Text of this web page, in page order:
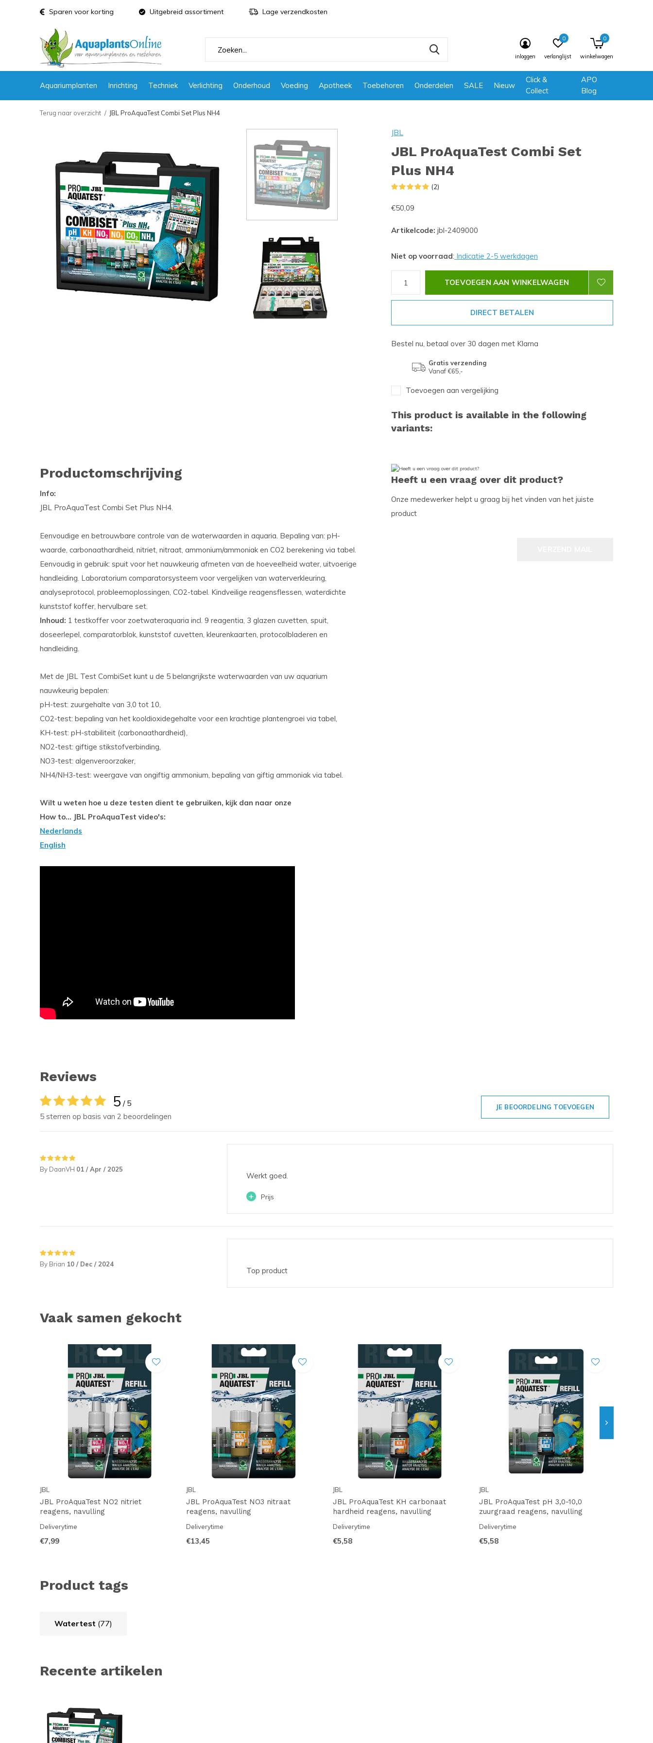
Aquariumplanten Inrichting Techniek Verlichting Onderhoud Voeding Apotheek Toebehoren Onderdelen SALE Nieuw
Click &
Collect
APO
Blog
inloggen verlanglijst
0
winkelwagen
0
Sparen voor korting Uitgebreid assortiment Lage verzendkosten
Terug naar overzicht JBL ProAquaTest Combi Set Plus NH4
JBL
JBL ProAquaTest Combi Set
Plus NH4
(2)
€50,09
Artikelcode: jbl-2409000
Niet op voorraad: Indicatie 2-5 werkdagen
TOEVOEGEN AAN WINKELWAGEN
DIRECT BETALEN
Bestel nu, betaal over 30 dagen met Klarna
Gratis verzending
Vanaf €65,-
Toevoegen aan vergelijking
This product is available in the following
variants:
Productomschrijving
Info:
JBL ProAquaTest Combi Set Plus NH4.
Eenvoudige en betrouwbare controle van de waterwaarden in aquaria. Bepaling van: pH-
waarde, carbonaathardheid, nitriet, nitraat, ammonium/ammoniak en CO2 berekening via tabel.
Eenvoudig in gebruik: spuit voor het nauwkeurig afmeten van de hoeveelheid water, uitvoerige
handleiding. Laboratorium comparatorsysteem voor vergelijken van waterverkleuring,
analyseprotocol, probleemoplossingen, CO2-tabel. Kindveilige reagensflessen, waterdichte
kunststof koffer, hervulbare set.
Inhoud: 1 testkoffer voor zoetwateraquaria incl. 9 reagentia, 3 glazen cuvetten, spuit,
doseerlepel, comparatorblok, kunststof cuvetten, kleurenkaarten, protocolbladeren en
handleiding.
Met de JBL Test CombiSet kunt u de 5 belangrijkste waterwaarden van uw aquarium
nauwkeurig bepalen:
pH-test: zuurgehalte van 3,0 tot 10,
CO2-test: bepaling van het kooldioxidegehalte voor een krachtige plantengroei via tabel,
KH-test: pH-stabiliteit (carbonaathardheid),
NO2-test: giftige stikstofverbinding,
NO3-test: algenveroorzaker,
NH4/NH3-test: weergave van ongiftig ammonium, bepaling van giftig ammoniak via tabel.
Wilt u weten hoe u deze testen dient te gebruiken, kijk dan naar onze
How to... JBL ProAquaTest video's:
Nederlands
English
Heeft u een vraag over dit product?
Onze medewerker helpt u graag bij het vinden van het juiste
product
Reviews
5 / 5
5 sterren op basis van 2 beoordelingen
JE BEOORDELING TOEVOEGEN
By DaanVH 01 / Apr / 2025
Werkt goed.
+ Prijs
By Brian 10 / Dec / 2024
Top product
Vaak samen gekocht
JBL
JBL ProAquaTest NO2 nitriet
reagens, navulling
Deliverytime
€7,99
JBL
JBL ProAquaTest NO3 nitraat
reagens, navulling
Deliverytime
€13,45
JBL
JBL ProAquaTest KH carbonaat
hardheid reagens, navulling
Deliverytime
€5,58
JBL
JBL ProAquaTest pH 3,0-10,0
zuurgraad reagens, navulling
Deliverytime
€5,58
Product tags
Watertest (77)
Recente artikelen